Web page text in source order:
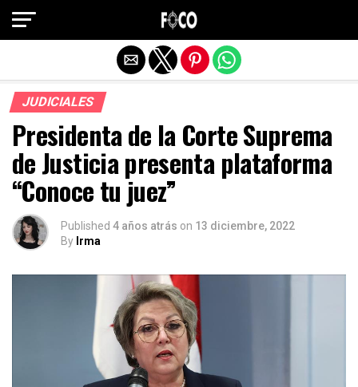
JUDICIALES
Presidenta de la Corte Suprema
de Justicia presenta plataforma
“Conoce tu juez”
Published 4 años atrás on 13 diciembre, 2022
By Irma
Salir de la versión móvil